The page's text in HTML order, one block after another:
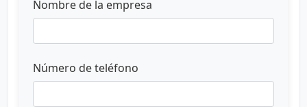
Nombre de la empresa
Número de teléfono